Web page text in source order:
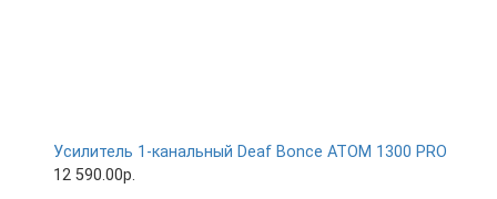
Усилитель 1-канальный Deaf Bonce ATOM 1300 PRO
12 590.00р.